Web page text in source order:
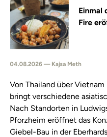
Einmal
Fire
04.08.2026 — Kajsa Meth
Von Thailand über
bringt verschiedene
Nach Standorten in
Pforzheim eröffnet das
Giebel-Bau in der